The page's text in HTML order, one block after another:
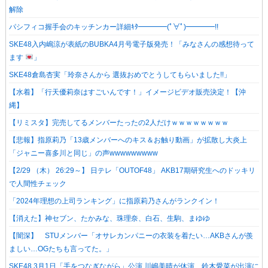
解除
パシフィコ握手会のキッチンカー詳細ｷﾀ━━━━(ﾟ∀ﾟ)━━━━!!
SKE48入内嶋涼が表紙のBUBKA4月号電子版発売！「みなさんの感想待って
ます
」
SKE48倉島杏実「玲奈さんから 選抜おめでとうしてもらいました!!」
【水着】「行天優莉奈はすごいんです！」イメージビデオ販売決定！【沖
縄】
【リミスタ】完売してるメンバーたったの2人だけｗｗｗｗｗｗｗｗ
【悲報】指原莉乃「13歳メンバーへのキス＆お触り動画」が拡散し大炎上
「ジャニー喜多川と同じ」の声wwwwwwwww
【2/29 （木） 26:29～】 日テレ「OUTOF48」 AKB17期研究生へのドッキリ
で人間性チェック
「2024年理想の上司ランキング」に指原莉乃さんがランクイン！
【消えた】神セブン、たかみな、珠理奈、白石、生駒、まゆゆ
【闇深】 STUメンバー「オサレカンパニーの衣装を着たい…AKBさんが羨
ましい…OGたちも言ってた。」
SKE48 3月1日「手をつなぎながら」公演 川嶋美晴が休演、鈴木愛菜が出演に